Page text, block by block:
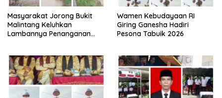
Masyarakat Jorong Bukit
Malintang Keluhkan
Lambannya Penanganan
Wamen Kebudayaan RI
Giring Ganesha Hadiri
Pesona Tabuik 2026